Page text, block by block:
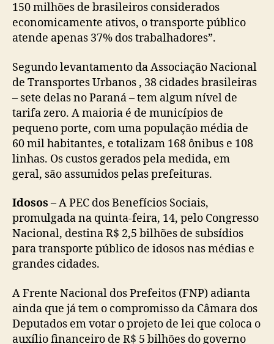
150 milhões de brasileiros considerados
economicamente ativos, o transporte público
atende apenas 37% dos trabalhadores”.
Segundo levantamento da Associação Nacional
de Transportes Urbanos , 38 cidades brasileiras
– sete delas no Paraná – tem algum nível de
tarifa zero. A maioria é de municípios de
pequeno porte, com uma população média de
60 mil habitantes, e totalizam 168 ônibus e 108
linhas. Os custos gerados pela medida, em
geral, são assumidos pelas prefeituras.
Idosos – A PEC dos Benefícios Sociais,
promulgada na quinta-feira, 14, pelo Congresso
Nacional, destina R$ 2,5 bilhões de subsídios
para transporte público de idosos nas médias e
grandes cidades.
A Frente Nacional dos Prefeitos (FNP) adianta
ainda que já tem o compromisso da Câmara dos
Deputados em votar o projeto de lei que coloca o
auxílio financeiro de R$ 5 bilhões do governo